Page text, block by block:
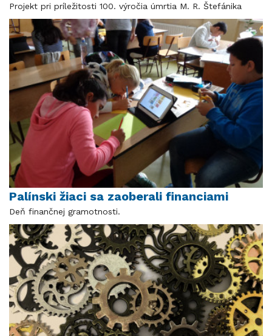
Projekt pri príležitosti 100. výročia úmrtia M. R. Štefánika
Palínski žiaci sa zaoberali financiami
Deň finančnej gramotnosti.